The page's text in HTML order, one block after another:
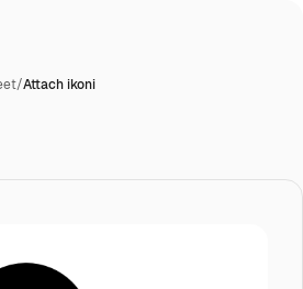
/Attach ikoni